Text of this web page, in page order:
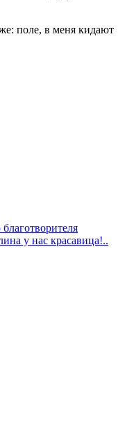
поле, в меня кидают
у нас красавица!..